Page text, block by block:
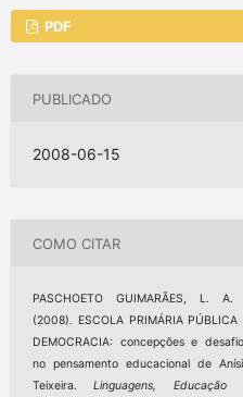
PDF
PUBLICADO
2008-06-15
COMO CITAR
PASCHOETO GUIMARÃES, L. A.
(2008). ESCOLA PRIMÁRIA PÚBLICA
DEMOCRACIA: concepções e
no pensamento educacional de
Teixeira.Linguagens, Educação